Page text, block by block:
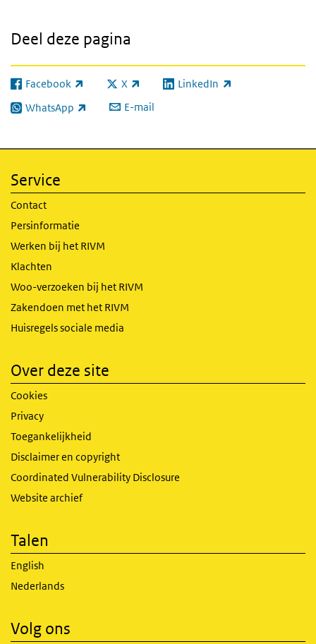
Deel deze pagina
Facebook
(externe link) X
(externe link) LinkedIn
(externe link)
WhatsApp
(externe link) E-mail
Service
Contact
Persinformatie
Werken bij het RIVM
Klachten
Woo-verzoeken bij het RIVM
Zakendoen met het RIVM
Huisregels sociale media
Over deze site
Cookies
Privacy
Toegankelijkheid
Disclaimer en copyright
Coordinated Vulnerability Disclosure
Website archief
Talen
English
Nederlands
Volg ons